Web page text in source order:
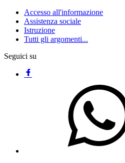
Accesso all'informazione
Assistenza sociale
Istruzione
Tutti gli argomenti...
Seguici su